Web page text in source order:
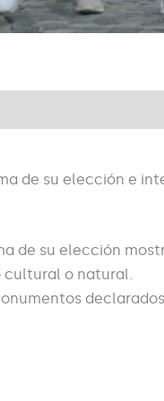
de su elección e
de su elección
o natural.